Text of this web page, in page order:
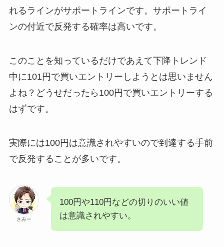
れるラインがサポートラインです。サポートライ
ンの付近で反発する確率は高いです。
このことを知っているだけであえて下降トレンド
中に101円で買いエントリーしようとは思いません
よね？どうせだったら100円で買いエントリーする
はずです。
実際には100円は意識されやすいので到達する手前
で反発することが多いです。
さみー
100円や110円などの切りのいい値
は意識されやすい。